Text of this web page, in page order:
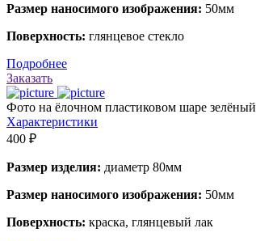
Размер наносимого изображения: 50мм
Поверхность: глянцевое стекло
Подробнее
Заказать
Фото на ёлочном пластиковом шаре зелёный
Характеристики
400 ₽
Размер изделия: диаметр 80мм
Размер наносимого изображения: 50мм
Поверхность: краска, глянцевый лак